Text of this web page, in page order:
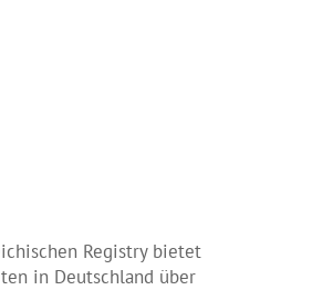
Registry bietet
in Deutschland über